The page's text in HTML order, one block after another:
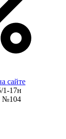
сайте
1-17н
№104